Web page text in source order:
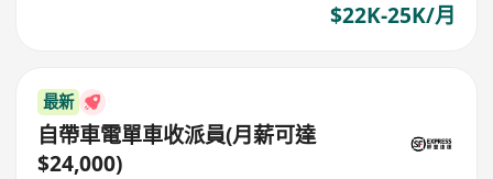
$22K-25K/月
最新
自帶車電單車收派員(月薪可達
$24,000)